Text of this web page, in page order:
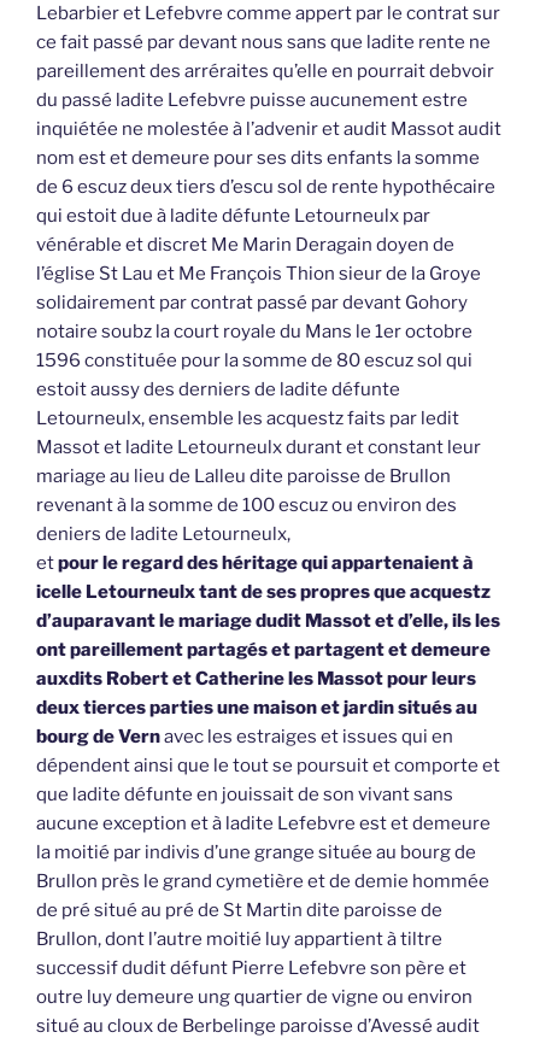
Lebarbier et Lefebvre comme appert par le contrat sur
ce fait passé par devant nous sans que ladite rente ne
pareillement des arréraites qu’elle en pourrait debvoir
du passé ladite Lefebvre puisse aucunement estre
inquiétée ne molestée à l’advenir et audit Massot audit
nom est et demeure pour ses dits enfants la somme
de 6 escuz deux tiers d’escu sol de rente hypothécaire
qui estoit due à ladite défunte Letourneulx par
vénérable et discret Me Marin Deragain doyen de
l’église St Lau et Me François Thion sieur de la Groye
solidairement par contrat passé par devant Gohory
notaire soubz la court royale du Mans le 1er octobre
1596 constituée pour la somme de 80 escuz sol qui
estoit aussy des derniers de ladite défunte
Letourneulx, ensemble les acquestz faits par ledit
Massot et ladite Letourneulx durant et constant leur
mariage au lieu de Lalleu dite paroisse de Brullon
revenant à la somme de 100 escuz ou environ des
deniers de ladite Letourneulx,
etpour le regard des héritage qui appartenaient à
icelle Letourneulx tant de ses propres que acquestz
d’auparavant le mariage dudit Massot et d’elle, ils les
ont pareillement partagés et partagent et demeure
auxdits Robert et Catherine les Massot pour leurs
deux tierces parties une maison et jardin situés au
bourg de Vernavec les estraiges et issues qui en
dépendent ainsi que le tout se poursuit et comporte et
que ladite défunte en jouissait de son vivant sans
aucune exception et à ladite Lefebvre est et demeure
la moitié par indivis d’une grange située au bourg de
Brullon près le grand cymetière et de demie hommée
de pré situé au pré de St Martin dite paroisse de
Brullon, dont l’autre moitié luy appartient à tiltre
successif dudit défunt Pierre Lefebvre son père et
outre luy demeure ung quartier de vigne ou environ
situé au cloux de Berbelinge paroisse d’Avessé audit